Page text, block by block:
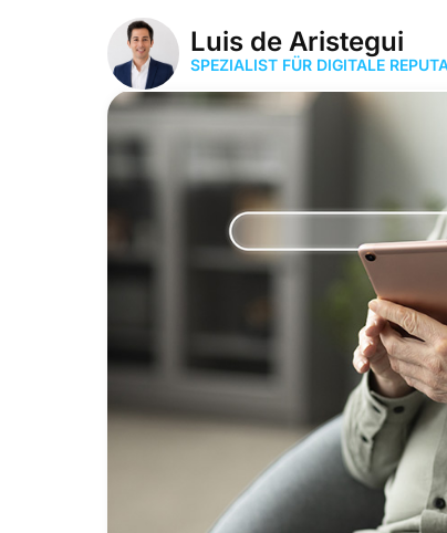
Luis de Aristegui
SPEZIALIST FÜR DIGITALE